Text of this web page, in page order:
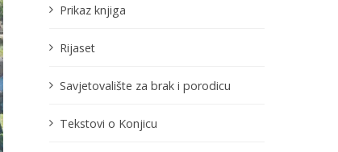
Prikaz knjiga
Rijaset
Savjetovalište za brak i porodicu
Tekstovi o Konjicu